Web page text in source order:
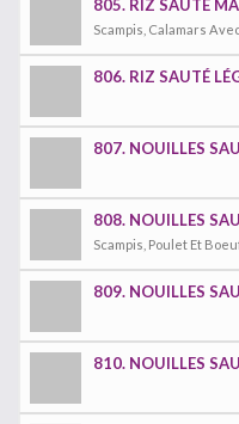
805. RIZ SAUTÉ
Scampis, Calamars
806. RIZ SAUTÉ
807. NOUILLES
808. NOUILLES
Scampis, Poulet Et
809. NOUILLES
810. NOUILLES